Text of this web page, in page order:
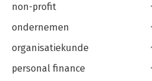
non-profit
ondernemen
organisatiekunde
personal finance